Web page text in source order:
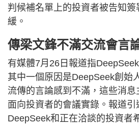
判候補名單上的投資者被告知
緩。
傳梁文鋒不滿交流會言
有媒體7月26日報道指
其中一個原因是DeepSeek創始
流傳的言論感到不滿，這些消
面向投資者的會議實錄。報道引
DeepSeek和正在洽談的投資者